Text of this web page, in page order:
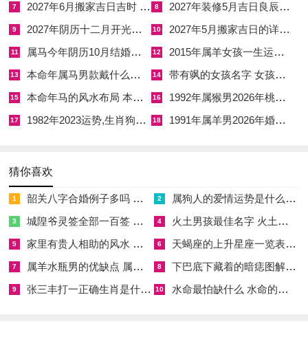
☑2027年安葬吉日一览表 2027年12月安葬吉日一览表
☑2019年6月份出行吉日 2027年6月出行吉日一览表
☑2027年4月份乔迁吉日一览表 2027年4月乔迁吉日吉时查询
☑2027年9月份去寺庙祈福的日子 2027年5月去寺庙吉日一览表
☑2027年6月搬家吉日吉时 2027年农历6月搬家吉日一览表
☑ 2027年装修5月吉日良辰查询表 2027年农历5月装修吉日一览表
☑2027年阴历十二月开光吉日 2027年12月开光吉日一览表
☑2027年5月搬家吉日的详细解释 2027年5月搬家吉日吉时查询
7 2027年6月搬家吉日吉时 2027年农历6月搬家吉日一览表 8 2027年装修5月吉日良辰查询表 2027年农历5月装修吉日一览表
9 2027年阴历十二月开光吉日 2027年12月开光吉日一览表 10 2027年5月搬家吉日的详细解释 2027年5月搬家吉日吉时查询
11 属马今年阴历10月结婚好吗 属马还有几年本命年结婚呢好吗 12 2015年属羊女孩一生运势 2015年属羊女2026年健康运好吗
13 本命年属马男款戴什么财神 本命年属马男士戴什么好一点 14 带有飒的女孩名字 女孩取名字带飒字有什么名字好听
15 本命年马的风水布局 本命年马的佛像怎么摆放 16 1992年属猴男2026年桃花运 1992年属猴男2026年感情运如何
17 1982年2023运势,生肖狗1982年2023运势 18 1991年属羊男2026年婚姻运势 1991年属羊男2026年感情运如何
猜你喜欢
1 韶关八字合婚例子多吗 韶关八字测风水 2 属狗人的爱情运势是什么意思 属狗的人爱情观
3 城隍爷灵签全部一百签 城隍爷灵签解签大全 4 火土男孩最佳名字 火土属性的字男孩名字有哪些
5 家里有贵人相助的风水 家里有贵人是什么意思 6 天蝎座的上升星座一览表 天蝎座的上升星座查询
7 属羊水瓶男的优缺点 属羊水瓶座男生性格爱情观 8 下巴底下藏着的暗痣图解 下巴尖底下有痣代表什么
9 张三丰打一正确生肖是什么意思 张三丰是指什么生肖 10 水命最怕缺什么 水命的人忌什么